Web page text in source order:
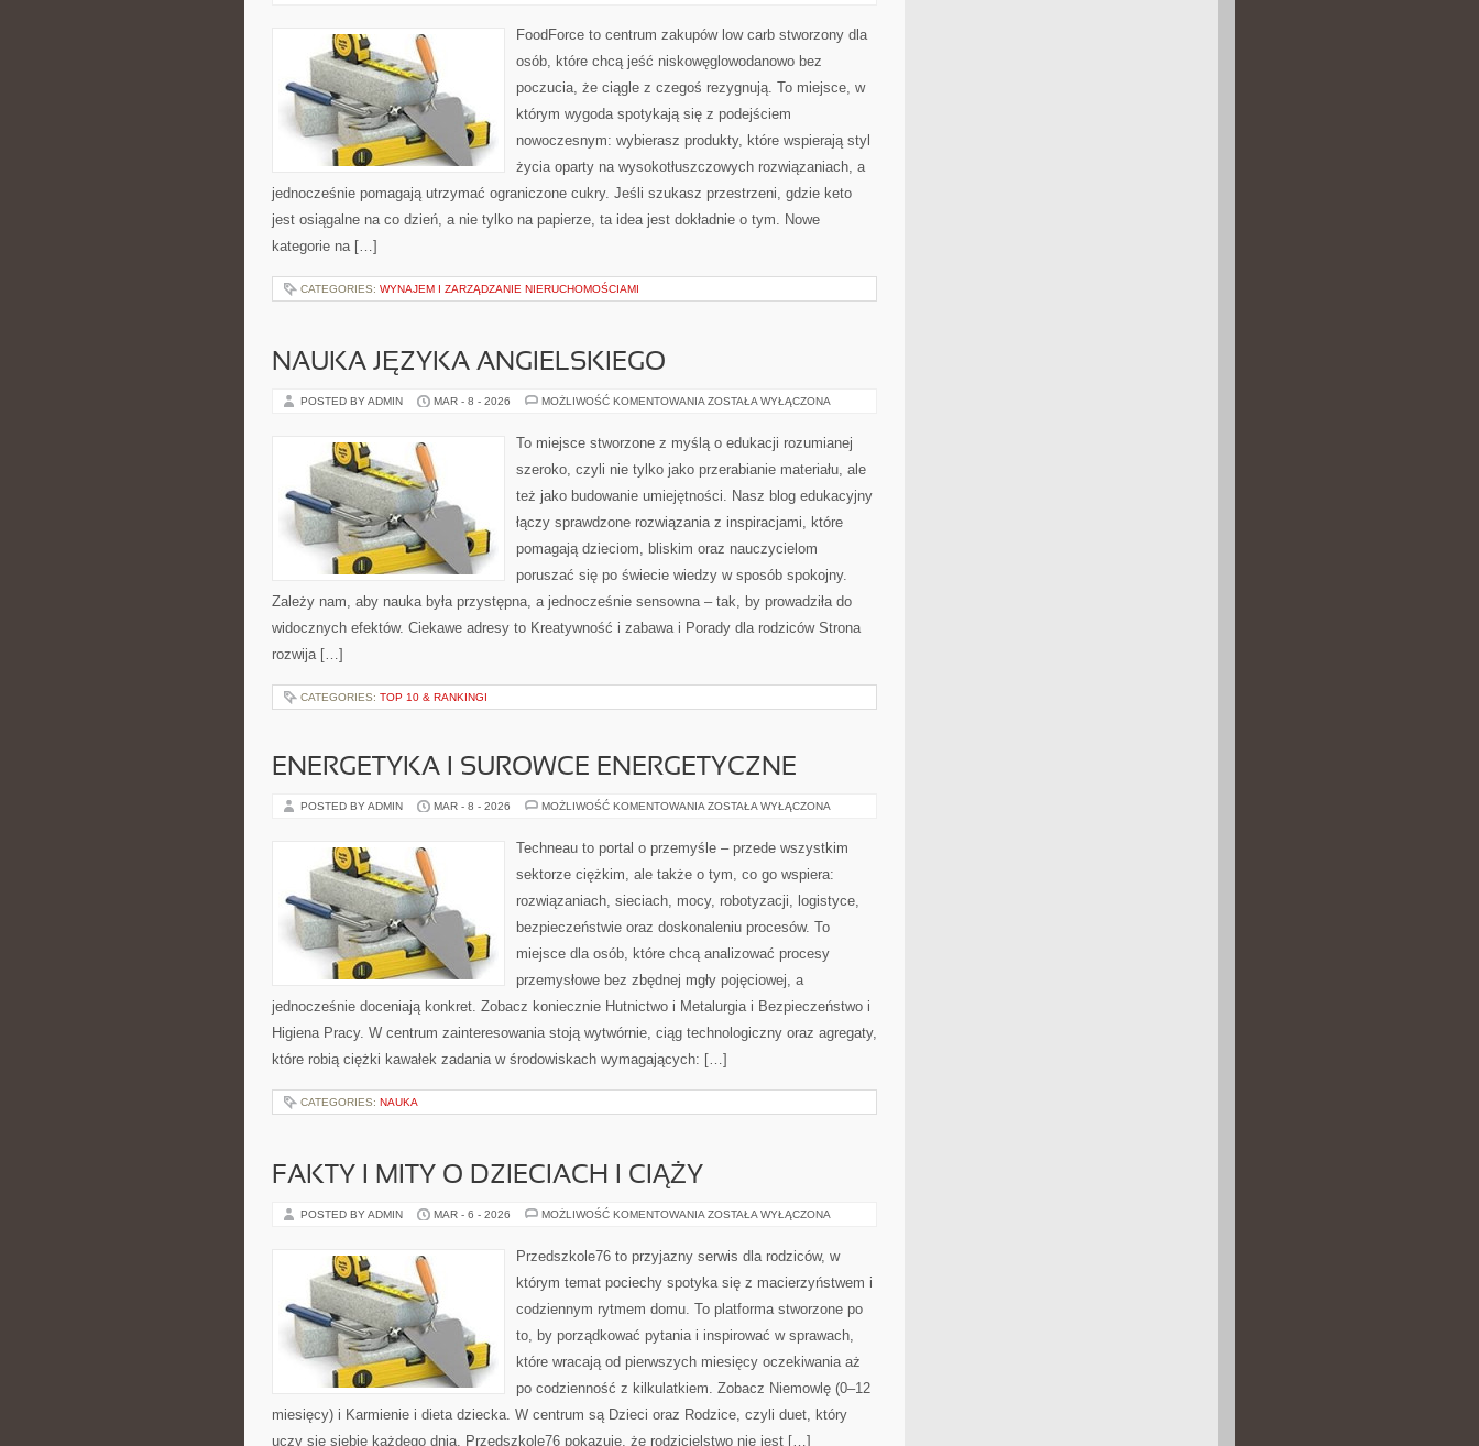
FoodForce to centrum zakupów low carb stworzony dla
osób, które chcą jeść niskowęglowodanowo bez
poczucia, że ciągle z czegoś rezygnują. To miejsce, w
którym wygoda spotykają się z podejściem
nowoczesnym: wybierasz produkty, które wspierają styl
życia oparty na wysokotłuszczowych rozwiązaniach, a
jednocześnie pomagają utrzymać ograniczone cukry. Jeśli szukasz przestrzeni, gdzie keto
jest osiągalne na co dzień, a nie tylko na papierze, ta idea jest dokładnie o tym. Nowe
kategorie na […]
CATEGORIES: WYNAJEM I ZARZĄDZANIE NIERUCHOMOŚCIAMI
NAUKA JĘZYKA ANGIELSKIEGO
POSTED BY ADMIN MAR - 8 - 2026 MOŻLIWOŚĆ KOMENTOWANIA NAUKA
ZOSTAŁA WYŁĄCZONA
To miejsce stworzone z myślą o edukacji rozumianej
szeroko, czyli nie tylko jako przerabianie materiału, ale
też jako budowanie umiejętności. Nasz blog edukacyjny
łączy sprawdzone rozwiązania z inspiracjami, które
pomagają dzieciom, bliskim oraz nauczycielom
poruszać się po świecie wiedzy w sposób spokojny.
Zależy nam, aby nauka była przystępna, a jednocześnie sensowna – tak, by prowadziła do
widocznych efektów. Ciekawe adresy to Kreatywność i zabawa i Porady dla rodziców Strona
rozwija […]
CATEGORIES: TOP 10 & RANKINGI
ENERGETYKA I SUROWCE ENERGETYCZNE
POSTED BY ADMIN MAR - 8 - 2026 MOŻLIWOŚĆ KOMENTOWANIA ENERGETYKA
ENERGETYCZNE
ZOSTAŁA WYŁĄCZONA
Techneau to portal o przemyśle – przede wszystkim
sektorze ciężkim, ale także o tym, co go wspiera:
rozwiązaniach, sieciach, mocy, robotyzacji, logistyce,
bezpieczeństwie oraz doskonaleniu procesów. To
miejsce dla osób, które chcą analizować procesy
przemysłowe bez zbędnej mgły pojęciowej, a
jednocześnie doceniają konkret. Zobacz koniecznie Hutnictwo i Metalurgia i Bezpieczeństwo i
Higiena Pracy. W centrum zainteresowania stoją wytwórnie, ciąg technologiczny oraz agregaty,
które robią ciężki kawałek zadania w środowiskach wymagających: […]
CATEGORIES: NAUKA
FAKTY I MITY O DZIECIACH I CIĄŻY
POSTED BY ADMIN MAR - 6 - 2026 MOŻLIWOŚĆ KOMENTOWANIA FAKTY
DZIECIACH
CIĄŻY
ZOSTAŁA WYŁĄCZONA
Przedszkole76 to przyjazny serwis dla rodziców, w
którym temat pociechy spotyka się z macierzyństwem i
codziennym rytmem domu. To platforma stworzone po
to, by porządkować pytania i inspirować w sprawach,
które wracają od pierwszych miesięcy oczekiwania aż
po codzienność z kilkulatkiem. Zobacz Niemowlę (0–12
miesięcy) i Karmienie i dieta dziecka. W centrum są Dzieci oraz Rodzice, czyli duet, który
uczy się siebie każdego dnia. Przedszkole76 pokazuje, że rodzicielstwo nie jest […]